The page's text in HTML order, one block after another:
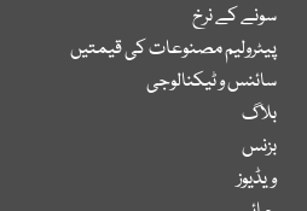
سونے کے نرخ
پیٹرولیم مصنوعات کی قیمتیں
سائنس و ٹیکنالوجی
بلاگ
بزنس
ویڈیوز